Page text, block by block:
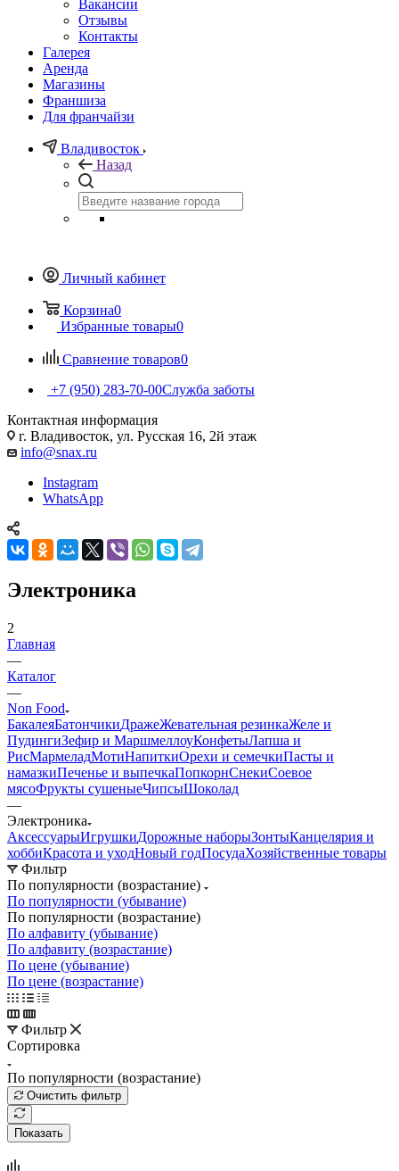
Вакансии
Отзывы
Контакты
Галерея
Аренда
Магазины
Франшиза
Для франчайзи
Владивосток
Назад
Личный кабинет
Корзина0
Избранные товары0
Сравнение товаров0
+7 (950) 283-70-00Служба заботы
Контактная информация
г. Владивосток, ул. Русская 16, 2й этаж
info@snax.ru
Instagram
WhatsApp
Электроника
2
Главная
—
Каталог
—
Non Food
БакалеяБатончикиДражеЖевательная резинкаЖеле и
ПудингиЗефир и МаршмеллоуКонфетыЛапша и
РисМармеладМотиНапиткиОрехи и семечкиПасты и
намазкиПеченье и выпечкаПопкорнСнекиСоевое
мясоФрукты сушеныеЧипсыШоколад
—
Электроника
АксессуарыИгрушкиДорожные наборыЗонтыКанцелярия и
хоббиКрасота и уходНовый годПосудаХозяйственные товары
Фильтр
По популярности (возрастание)
По популярности (убывание)
По популярности (возрастание)
По алфавиту (убывание)
По алфавиту (возрастание)
По цене (убывание)
По цене (возрастание)
Фильтр
Сортировка
По популярности (возрастание)
Очистить фильтр
Показать